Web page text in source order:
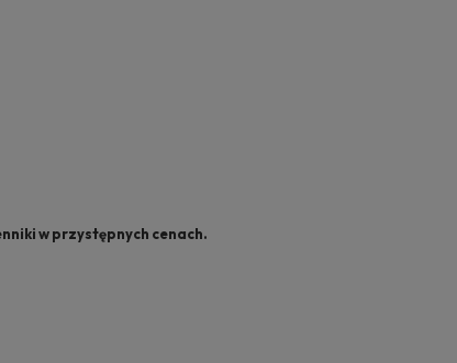
w przystępnych cenach.